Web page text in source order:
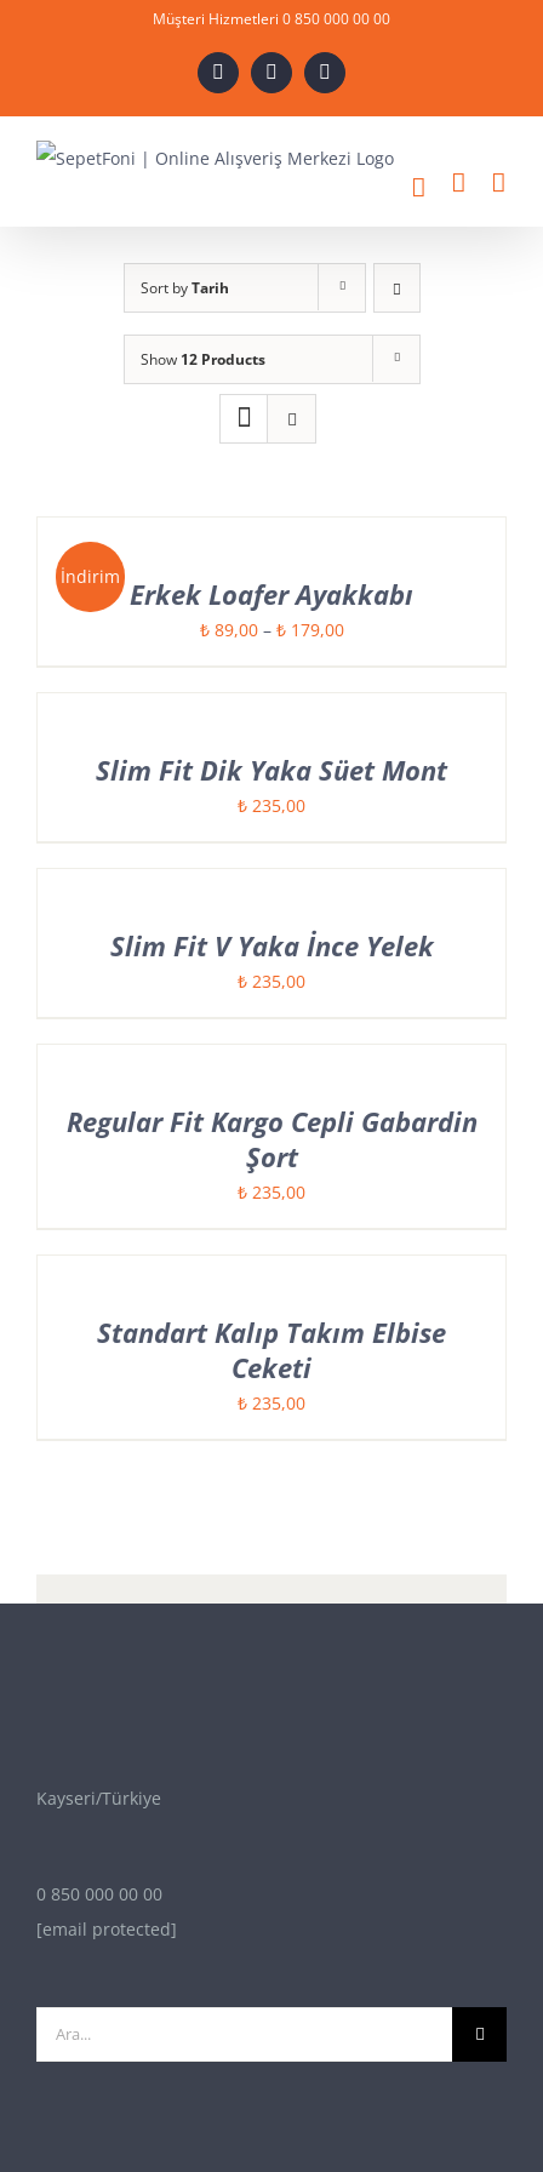
Müşteri Hizmetleri 0 850 000 00 00
X InstagramYouTube
Sort byTarih
Show 12 Products
İndirim Erkek Loafer Ayakkabı
₺89,00 – ₺179,00Fiyat
₺ 179,00
Slim Fit Dik Yaka Süet Mont
₺ 235,00
Slim Fit V Yaka İnce Yelek
₺ 235,00
Regular Fit Kargo Cepli Gabardin
Şort
₺ 235,00
Standart Kalıp Takım Elbise
Ceketi
₺ 235,00
Kayseri/Türkiye
0 850 000 00 00
[email protected]